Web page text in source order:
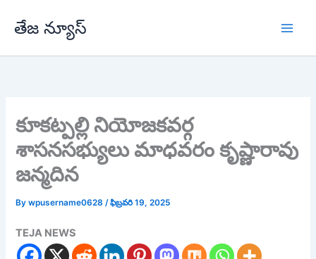
తేజ న్యూస్
కూకట్పల్లి నియోజకవర్గ
శాసనసభ్యులు మాధవరం కృష్ణారావు
జన్మదిన
Bywpusername0628/ఫిబ్రవరి 19, 2025
TEJA NEWS